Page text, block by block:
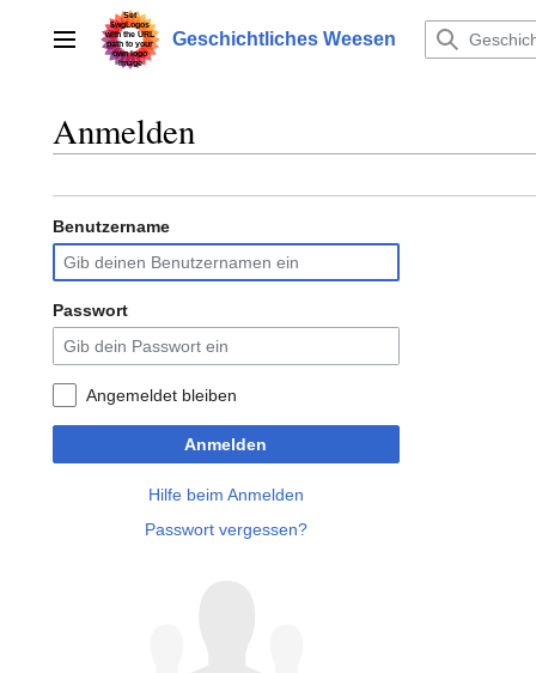
springenHauptmenü Geschichtliches Weesen
Anmelden
Benutzername
Passwort
Angemeldet bleiben
Anmelden
Hilfe beim Anmelden
Passwort vergessen?